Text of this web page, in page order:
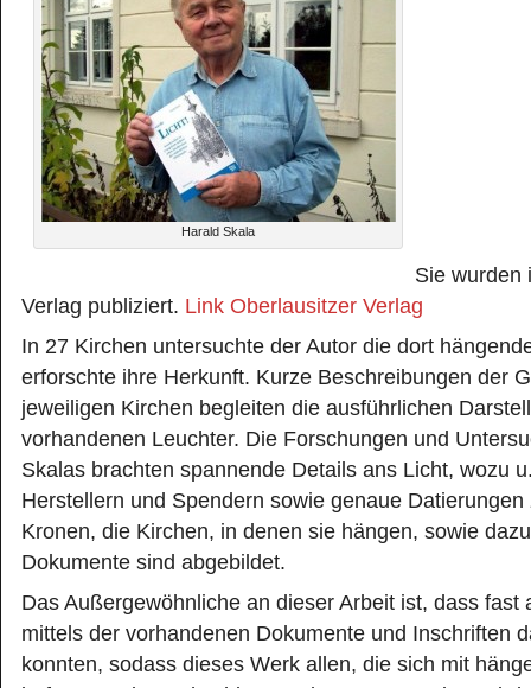
Harald Skala
Sie wurden
Verlag publiziert. Link Oberlausitzer Verlag
In 27 Kirchen untersuchte der Autor die dort
erforschte ihre Herkunft. Kurze Beschreibungen der
jeweiligen Kirchen begleiten die ausführlichen
vorhandenen Leuchter. Die Forschungen und
Skalas brachten spannende Details ans Licht, wozu
Herstellern und Spendern sowie genaue Datierungen
Kronen, die Kirchen, in denen sie hängen, sowie
Dokumente sind abgebildet.
Das Außergewöhnliche an dieser Arbeit ist, dass fast
mittels der vorhandenen Dokumente und Inschriften
konnten, sodass dieses Werk allen, die sich mit